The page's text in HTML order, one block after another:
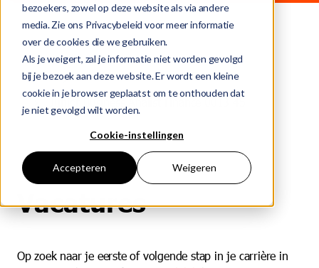
bezoekers, zowel op deze website als via andere
media. Zie ons Privacybeleid voor meer informatie
over de cookies die we gebruiken.
Als je weigert, zal je informatie niet worden gevolgd
bij je bezoek aan deze website. Er wordt een kleine
cookie in je browser geplaatst om te onthouden dat
je niet gevolgd wilt worden.
Cookie-instellingen
Accepteren Weigeren
Home
Vacatures
Junior Business Analist Finance 0013 45
Vacatures
Op zoek naar je eerste of volgende stap in je carrière in